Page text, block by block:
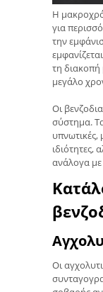
Η
για
την
τη διακοπή
μεγάλο
Οι
σύστημα.
υπνωτικές,
ιδιότητες,
ανάλογα
Οι